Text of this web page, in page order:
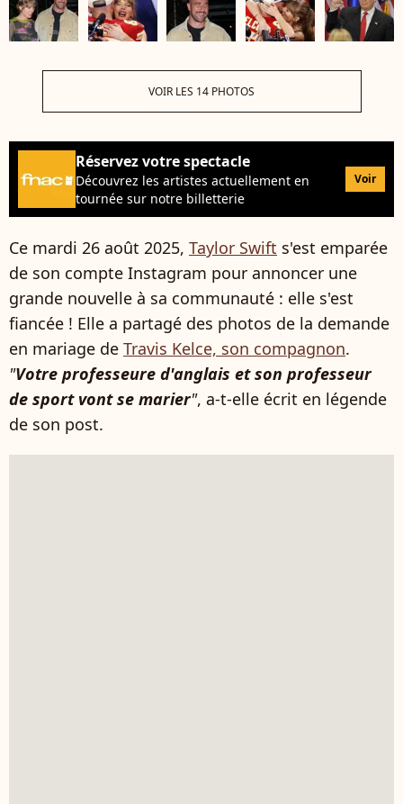
VOIR LES 14 PHOTOS
Réservez votre spectacle
Découvrez les artistes actuellement en
tournée sur notre billetterie
Voir
Ce mardi 26 août 2025, Taylor Swift s'est emparée
de son compte Instagram pour annoncer une
grande nouvelle à sa communauté : elle s'est
fiancée ! Elle a partagé des photos de la demande
en mariage de Travis Kelce, son compagnon.
"Votre professeure d'anglais et son professeur
de sport vont se marier", a-t-elle écrit en légende
de son post.